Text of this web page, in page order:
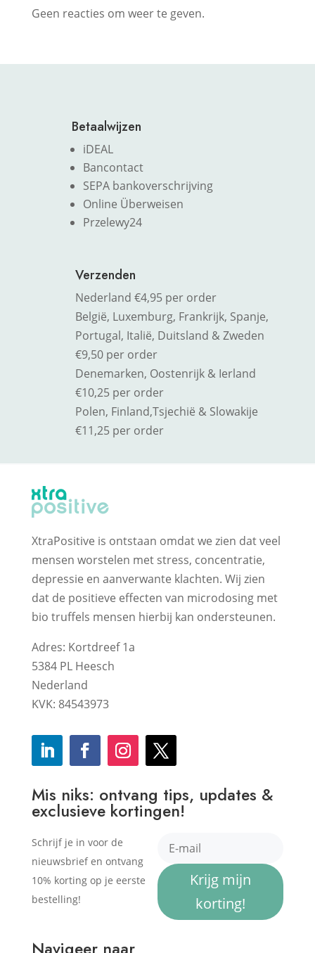
Geen reacties om weer te geven.
Betaalwijzen
iDEAL
Bancontact
SEPA bankoverschrijving
Online Überweisen
Przelewy24
Verzenden
Nederland €4,95 per order
België, Luxemburg, Frankrijk, Spanje,
Portugal, Italië, Duitsland & Zweden
€9,50 per order
Denemarken, Oostenrijk & Ierland
€10,25 per order
Polen, Finland,Tsjechië & Slowakije
€11,25 per order
XtraPositive is ontstaan omdat we zien dat veel
mensen worstelen met stress, concentratie,
depressie en aanverwante klachten. Wij zien
dat de positieve effecten van microdosing met
bio truffels mensen hierbij kan ondersteunen.
Adres: Kortdreef 1a
5384 PL Heesch
Nederland
KVK: 84543973
Mis niks: ontvang tips, updates &
exclusieve kortingen!
Schrijf je in voor de
nieuwsbrief en ontvang
10% korting op je eerste
bestelling!
Krijg mijn
korting!